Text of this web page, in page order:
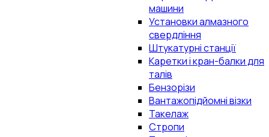
машини
Установки алмазного
свердління
Штукатурні станції
Каретки і кран-балки для
талів
Бензорізи
Вантажопідйомні візки
Такелаж
Стропи